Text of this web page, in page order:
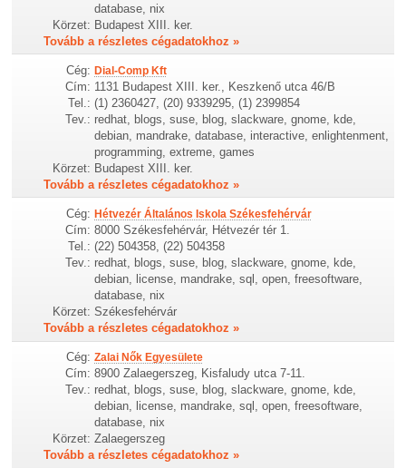
database, nix
Körzet: Budapest XIII. ker.
Tovább a részletes cégadatokhoz »
Cég: Dial-Comp Kft
Cím: 1131 Budapest XIII. ker., Keszkenő utca 46/B
Tel.: (1) 2360427, (20) 9339295, (1) 2399854
Tev.: redhat, blogs, suse, blog, slackware, gnome, kde,
debian, mandrake, database, interactive, enlightenment,
programming, extreme, games
Körzet: Budapest XIII. ker.
Tovább a részletes cégadatokhoz »
Cég: Hétvezér Általános Iskola Székesfehérvár
Cím: 8000 Székesfehérvár, Hétvezér tér 1.
Tel.: (22) 504358, (22) 504358
Tev.: redhat, blogs, suse, blog, slackware, gnome, kde,
debian, license, mandrake, sql, open, freesoftware,
database, nix
Körzet: Székesfehérvár
Tovább a részletes cégadatokhoz »
Cég: Zalai Nők Egyesülete
Cím: 8900 Zalaegerszeg, Kisfaludy utca 7-11.
Tev.: redhat, blogs, suse, blog, slackware, gnome, kde,
debian, license, mandrake, sql, open, freesoftware,
database, nix
Körzet: Zalaegerszeg
Tovább a részletes cégadatokhoz »